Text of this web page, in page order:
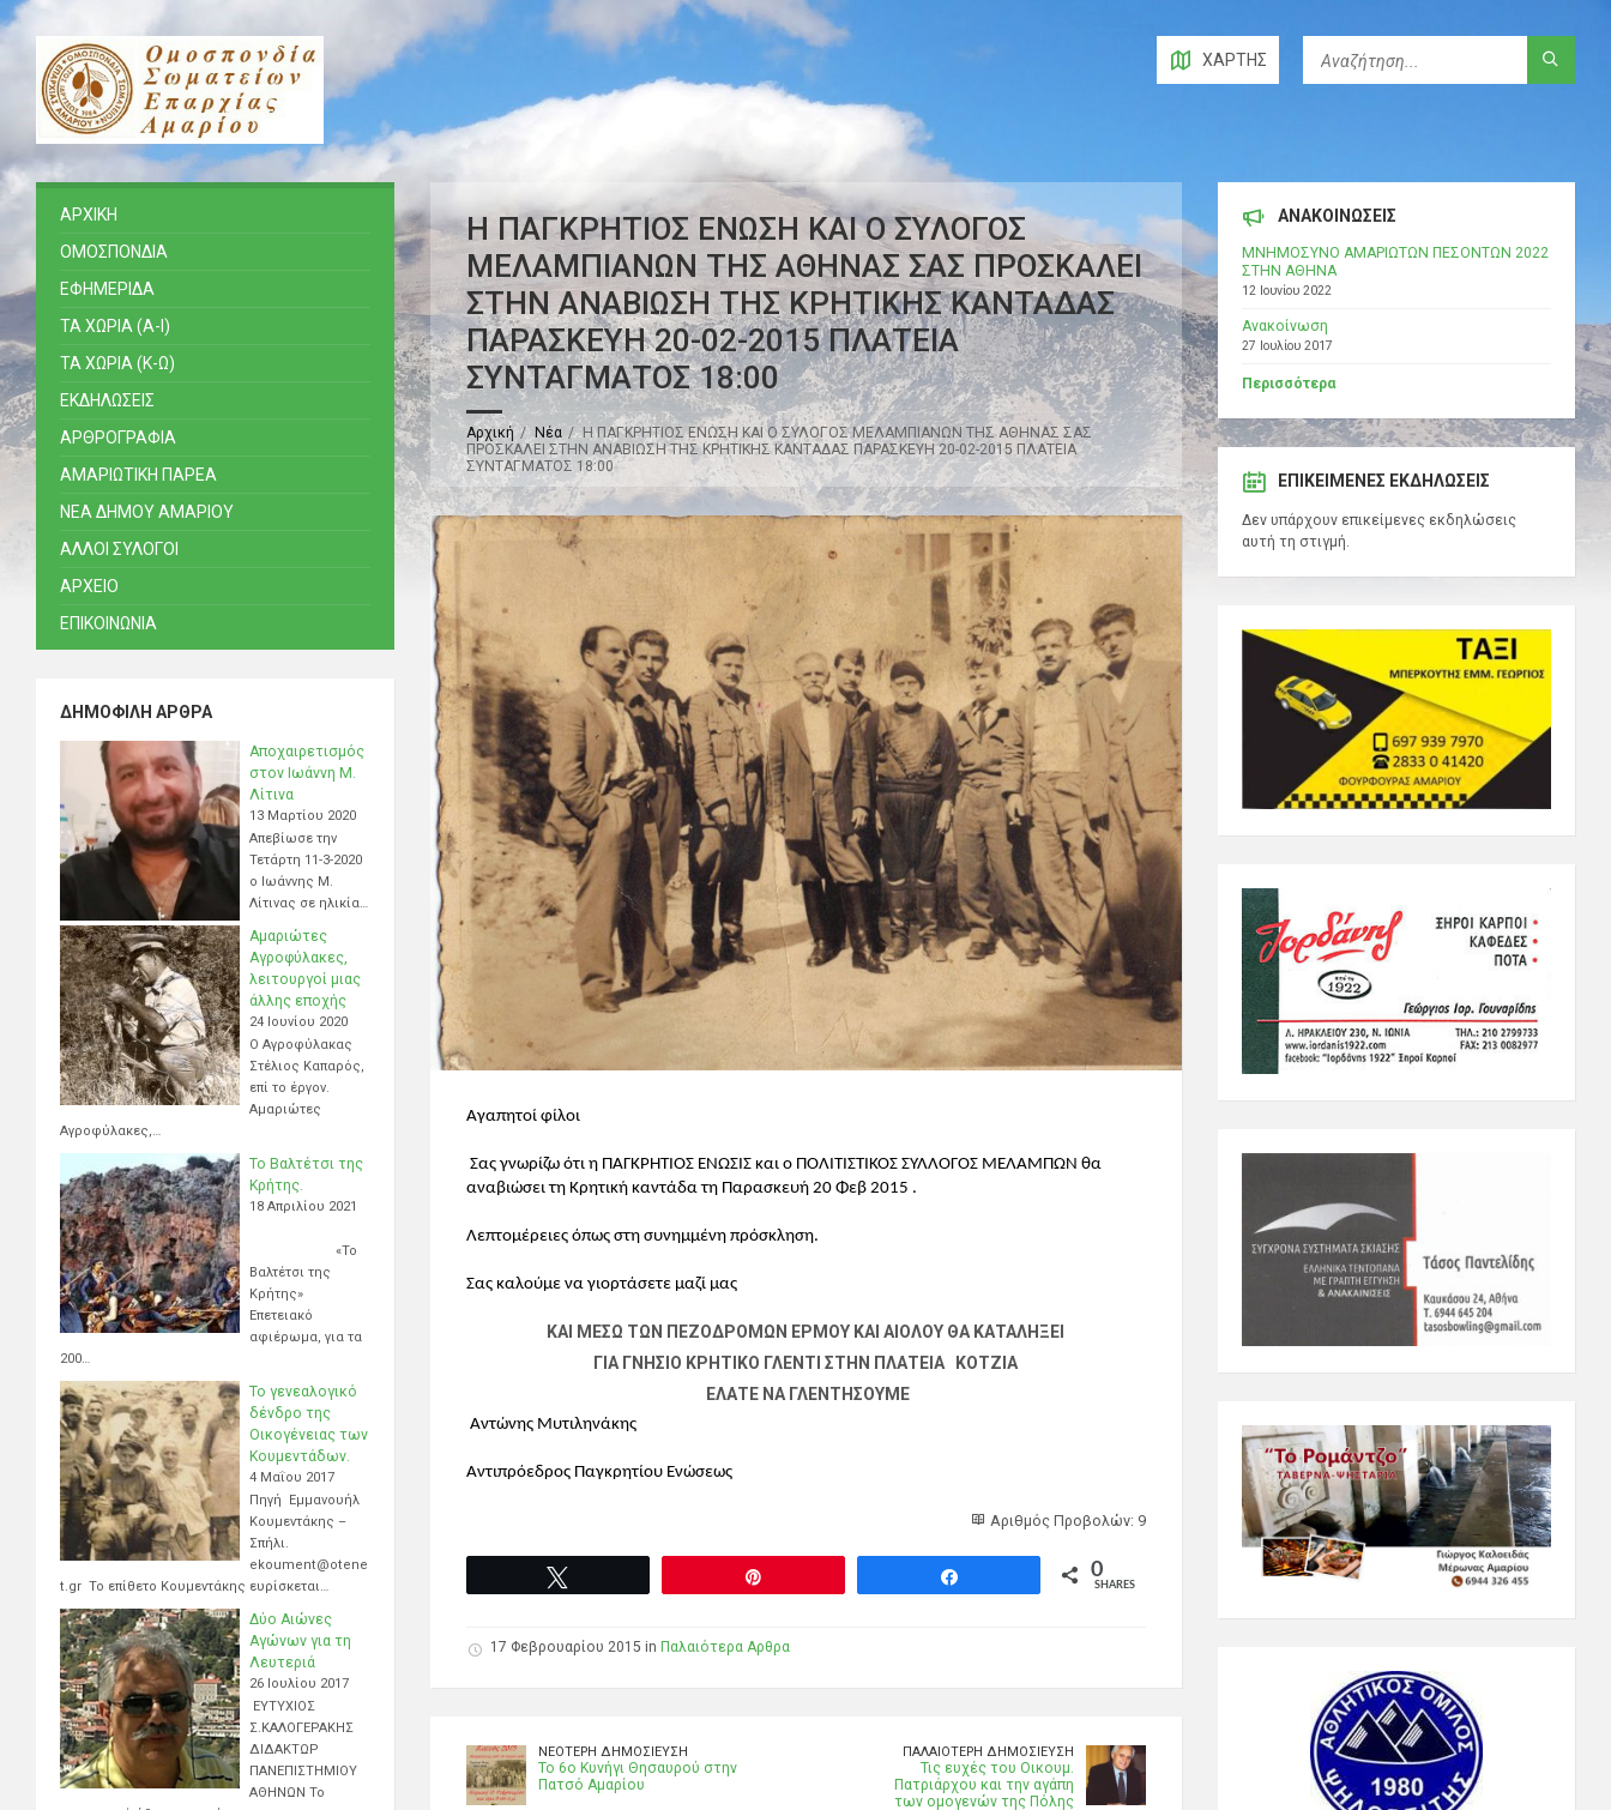
ΧΆΡΤΗΣ
H ΠΑΓΚΡΗΤΙΟΣ ΕΝΩΣΗ ΚΑΙ Ο ΣΥΛΟΓΟΣ
ΜΕΛΑΜΠΙΑΝΩΝ ΤΗΣ ΑΘΗΝΑΣ ΣΑΣ ΠΡΟΣΚΑΛΕΙ
ΣΤΗΝ ΑΝΑΒΙΩΣΗ ΤΗΣ ΚΡΗΤΙΚΗΣ ΚΑΝΤΑΔΑΣ
ΠΑΡΑΣΚΕΥΗ 20-02-2015 ΠΛΑΤΕΙΑ
ΣΥΝΤΑΓΜΑΤΟΣ 18:00
Αρχική Νέα
H ΠΑΓΚΡΗΤΙΟΣ ΕΝΩΣΗ ΚΑΙ Ο ΣΥΛΟΓΟΣ ΜΕΛΑΜΠΙΑΝΩΝ ΤΗΣ ΑΘΗΝΑΣ ΣΑΣ
ΠΡΟΣΚΑΛΕΙ ΣΤΗΝ ΑΝΑΒΙΩΣΗ ΤΗΣ ΚΡΗΤΙΚΗΣ ΚΑΝΤΑΔΑΣ ΠΑΡΑΣΚΕΥΗ 20-02-2015 ΠΛΑΤΕΙΑ
ΣΥΝΤΑΓΜΑΤΟΣ 18:00
Αγαπητοί φίλοι
Σας γνωρίζω ότι η ΠΑΓΚΡΗΤΙΟΣ ΕΝΩΣΙΣ και ο ΠΟΛΙΤΙΣΤΙΚΟΣ ΣΥΛΛΟΓΟΣ ΜΕΛΑΜΠΩΝ θα
αναβιώσει τη Κρητική καντάδα τη Παρασκευή 20 Φεβ 2015 .
Λεπτομέρειες όπως στη συνημμένη πρόσκληση.
Σας καλούμε να γιορτάσετε μαζί μας
ΚΑΙ ΜΕΣΩ ΤΩΝ ΠΕΖΟΔΡΟΜΩΝ ΕΡΜΟΥ ΚΑΙ ΑΙΟΛΟΥ ΘΑ ΚΑΤΑΛΗΞΕΙ
ΓΙΑ ΓΝΗΣΙΟ ΚΡΗΤΙΚΟ ΓΛΕΝΤΙ ΣΤΗΝ ΠΛΑΤΕΙΑ ΚΟΤΖΙΑ
ΕΛΑΤΕ ΝΑ ΓΛΕΝΤΗΣΟΥΜΕ
Αντώνης Μυτιληνάκης
Αντιπρόεδρος Παγκρητίου Ενώσεως
Αριθμός Προβολών: 9
0
SHARES
17 Φεβρουαρίου 2015 in Παλαιότερα Αρθρα
ΝΕΌΤΕΡΗ ΔΗΜΟΣΊΕΥΣΗ
Το 6ο Κυνήγι Θησαυρού στην
Πατσό Αμαρίου
ΠΑΛΑΙΌΤΕΡΗ ΔΗΜΟΣΊΕΥΣΗ
Τις ευχές του Οικουμ.
Πατριάρχου και την αγάπη
των ομογενών της Πόλης
ΑΡΧΙΚΗ
ΟΜΟΣΠΟΝΔΙΑ
ΕΦΗΜΕΡΙΔΑ
ΤΑ ΧΩΡΙΑ (Α-Ι)
ΤΑ ΧΩΡΙΑ (Κ-Ω)
ΕΚΔΗΛΩΣΕΙΣ
ΑΡΘΡΟΓΡΑΦΙΑ
ΑΜΑΡΙΩΤΙΚΗ ΠΑΡΕΑ
ΝΕΑ ΔΗΜΟΥ ΑΜΑΡΙΟΥ
ΑΛΛΟΙ ΣΥΛΟΓΟΙ
ΑΡΧΕΙΟ
ΕΠΙΚΟΙΝΩΝΙΑ
ΔΗΜΟΦΙΛΉ ΆΡΘΡΑ
Αποχαιρετισμός
στον Ιωάννη Μ.
Λίτινα
13 Μαρτίου 2020
Απεβίωσε την
Τετάρτη 11-3-2020
ο Ιωάννης Μ.
Λίτινας σε ηλικία…
Αμαριώτες
Αγροφύλακες,
λειτουργοί μιας
άλλης εποχής
24 Ιουνίου 2020
Ο Αγροφύλακας
Στέλιος Καπαρός,
επί το έργον.
Αμαριώτες
Αγροφύλακες,…
Το Βαλτέτσι της
Κρήτης.
18 Απριλίου 2021
«Το
Βαλτέτσι της
Κρήτης»
Επετειακό
αφιέρωμα, για τα
200…
Το γενεαλογικό
δένδρο της
Οικογένειας των
Κουμεντάδων.
4 Μαΐου 2017
Πηγή Εμμανουήλ
Κουμεντάκης –
Σπήλι.
ekoument@otene
t.gr Το επίθετο Κουμεντάκης ευρίσκεται…
Δύο Αιώνες
Αγώνων για τη
Λευτεριά
26 Ιουλίου 2017
ΕΥΤΥΧΙΟΣ
Σ.ΚΑΛΟΓΕΡΑΚΗΣ
ΔΙΔΑΚΤΩΡ
ΠΑΝΕΠΙΣΤΗΜΙΟΥ
ΑΘΗΝΩΝ Το
ΑΝΑΚΟΙΝΩΣΕΙΣ
ΜΝΗΜΟΣΥΝΟ ΑΜΑΡΙΩΤΩΝ ΠΕΣΟΝΤΩΝ 2022
ΣΤΗΝ ΑΘΗΝΑ
12 Ιουνίου 2022
Ανακοίνωση
27 Ιουλίου 2017
Περισσότερα
ΕΠΙΚΕΊΜΕΝΕΣ ΕΚΔΗΛΏΣΕΙΣ
Δεν υπάρχουν επικείμενες εκδηλώσεις
αυτή τη στιγμή.